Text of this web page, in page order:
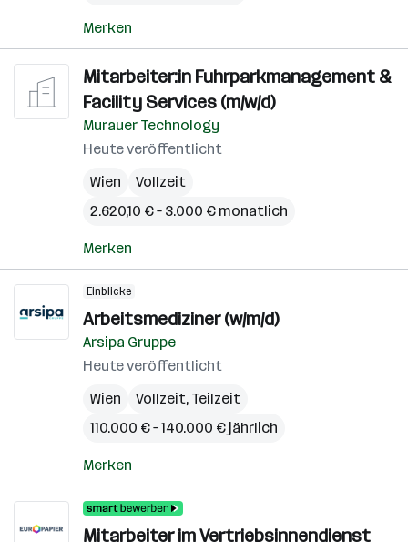
Merken
Mitarbeiter:in Fuhrparkmanagement &
Facility Services (m/w/d)
Murauer Technology
Heute veröffentlicht
Wien
Vollzeit
2.620,10 € – 3.000 € monatlich
Merken
Einblicke
Arbeitsmediziner (w/m/d)
Arsipa Gruppe
Heute veröffentlicht
Wien
Vollzeit, Teilzeit
110.000 € – 140.000 € jährlich
Merken
Mitarbeiter im Vertriebsinnendienst